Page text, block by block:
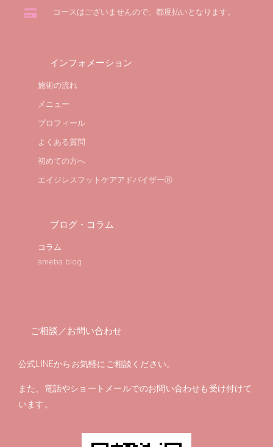
コースはございませんので、都度払いとなります。
インフォメーション
施術の流れ
メニュー
プロフィール
よくある質問
初めての方へ
エイジレスフットケアアドバイザーⓇ
ブログ・コラム
コラム
ameba blog
ご相談／お問い合わせ
公式LINEからお気軽にご相談ください。
また、電話やショートメールでのお問い合わせも受け付けて
います。